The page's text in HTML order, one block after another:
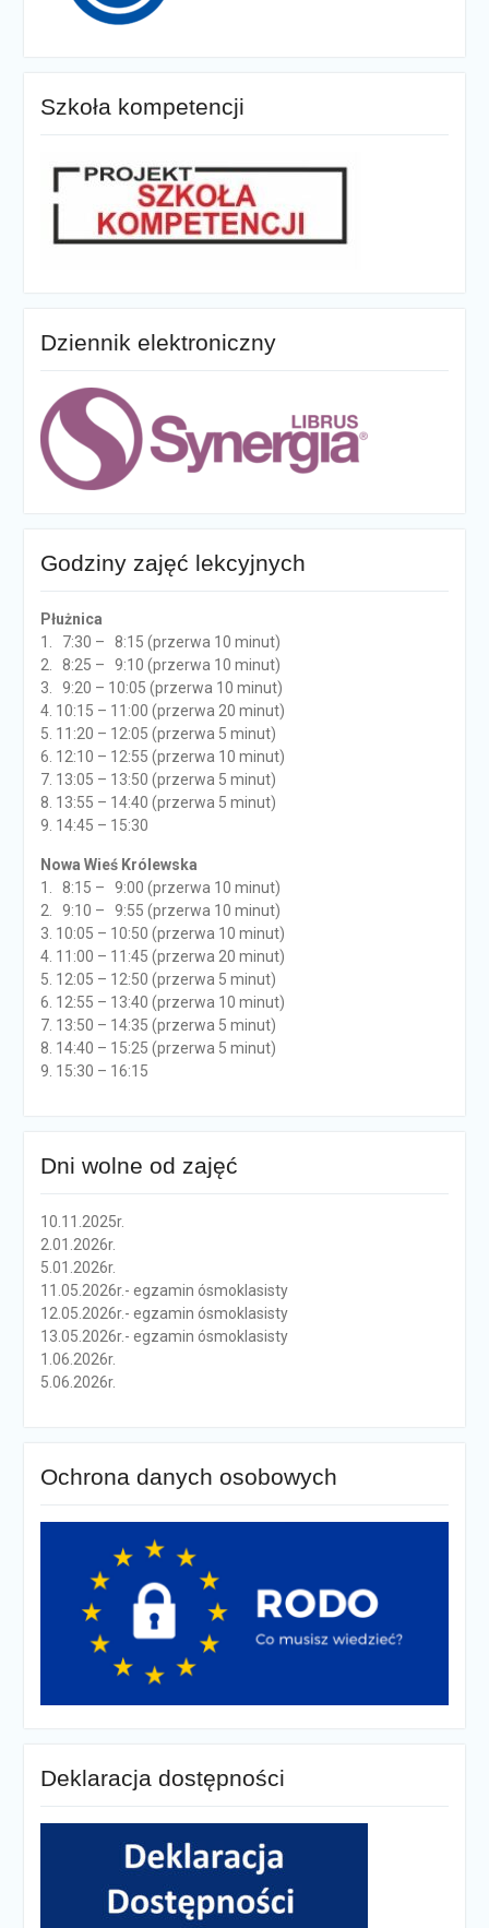
Szkoła kompetencji
Dziennik elektroniczny
Godziny zajęć lekcyjnych
Płużnica
1. 7:30 – 8:15 (przerwa 10 minut)
2. 8:25 – 9:10 (przerwa 10 minut)
3. 9:20 – 10:05 (przerwa 10 minut)
4. 10:15 – 11:00 (przerwa 20 minut)
5. 11:20 – 12:05 (przerwa 5 minut)
6. 12:10 – 12:55 (przerwa 10 minut)
7. 13:05 – 13:50 (przerwa 5 minut)
8. 13:55 – 14:40 (przerwa 5 minut)
9. 14:45 – 15:30
Nowa Wieś Królewska
1. 8:15 – 9:00 (przerwa 10 minut)
2. 9:10 – 9:55 (przerwa 10 minut)
3. 10:05 – 10:50 (przerwa 10 minut)
4. 11:00 – 11:45 (przerwa 20 minut)
5. 12:05 – 12:50 (przerwa 5 minut)
6. 12:55 – 13:40 (przerwa 10 minut)
7. 13:50 – 14:35 (przerwa 5 minut)
8. 14:40 – 15:25 (przerwa 5 minut)
9. 15:30 – 16:15
Dni wolne od zajęć
10.11.2025r.
2.01.2026r.
5.01.2026r.
11.05.2026r.- egzamin ósmoklasisty
12.05.2026r.- egzamin ósmoklasisty
13.05.2026r.- egzamin ósmoklasisty
1.06.2026r.
5.06.2026r.
Ochrona danych osobowych
Deklaracja dostępności